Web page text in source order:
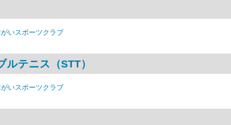
いスポーツクラブ
ルテニス（STT）
いスポーツクラブ